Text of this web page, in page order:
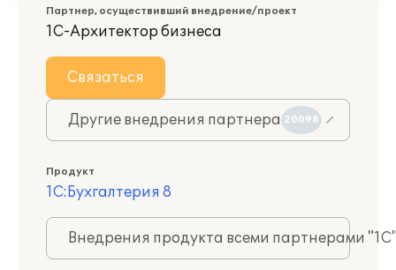
Партнер, осуществивший внедрение/проект
1С-Архитектор бизнеса
Связаться
Другие внедрения партнера 20098
Продукт
1С:Бухгалтерия 8
Внедрения продукта всеми партнерами